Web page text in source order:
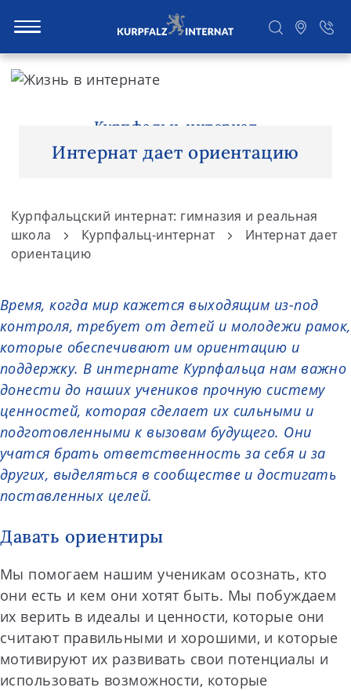
S
n
Курпфальц-интернат
Интернат дает ориентацию
Курпфальцский интернат: гимназия и реальная
школа
Курпфальц-интернат
Интернат дает
ориентацию
Время, когда мир кажется выходящим из-под
контроля, требует от детей и молодежи рамок,
которые обеспечивают им ориентацию и
поддержку. В интернате Курпфальца нам важно
донести до наших учеников прочную систему
ценностей, которая сделает их сильными и
подготовленными к вызовам будущего. Они
учатся брать ответственность за себя и за
других, выделяться в сообществе и достигать
поставленных целей.
Давать ориентиры
Мы помогаем нашим ученикам осознать, кто
они есть и кем они хотят быть. Мы побуждаем
их верить в идеалы и ценности, которые они
считают правильными и хорошими, и которые
мотивируют их развивать свои потенциалы и
использовать возможности, которые